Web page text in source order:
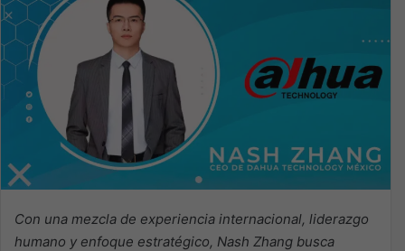
Con una mezcla de experiencia internacional, liderazgo
humano y enfoque estratégico, Nash Zhang busca